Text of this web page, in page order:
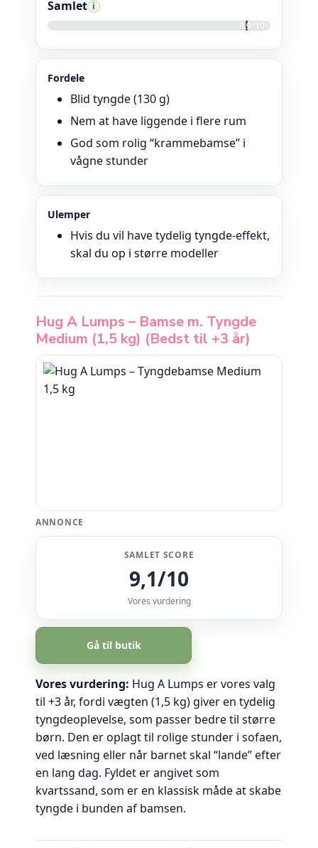
Samlet i
8,9/10
Fordele
Blid tyngde (130 g)
Nem at have liggende i flere rum
God som rolig “krammebamse” i
vågne stunder
Ulemper
Hvis du vil have tydelig tyngde-effekt,
skal du op i større modeller
Hug A Lumps – Bamse m. Tyngde
Medium (1,5 kg) (Bedst til +3 år)
ANNONCE
SAMLET SCORE
9,1/10
Vores vurdering
Gå til butik
Vores vurdering: Hug A Lumps er vores valg
til +3 år, fordi vægten (1,5 kg) giver en tydelig
tyngdeoplevelse, som passer bedre til større
børn. Den er oplagt til rolige stunder i sofaen,
ved læsning eller når barnet skal “lande” efter
en lang dag. Fyldet er angivet som
kvartssand, som er en klassisk måde at skabe
tyngde i bunden af bamsen.